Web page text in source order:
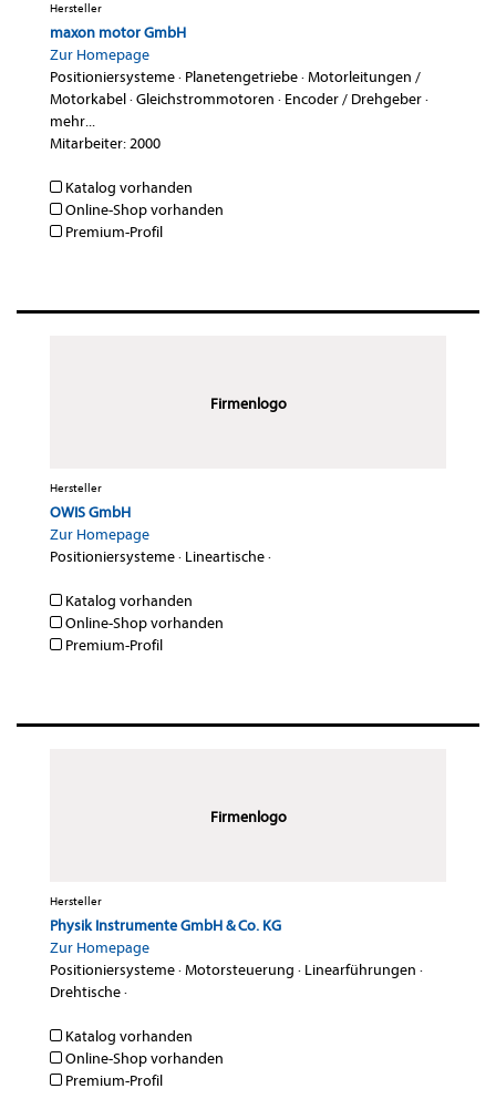
Hersteller
maxon motor GmbH
Zur Homepage
Positioniersysteme· Planetengetriebe·Motorleitungen /
Motorkabel·Gleichstrommotoren · Encoder / Drehgeber·
mehr...
Mitarbeiter: 2000
Katalog vorhanden
Online-Shop vorhanden
Premium-Profil
Firmenlogo
Hersteller
OWIS GmbH
Zur Homepage
Positioniersysteme· Lineartische·
Katalog vorhanden
Online-Shop vorhanden
Premium-Profil
Firmenlogo
Hersteller
Physik Instrumente GmbH & Co. KG
Zur Homepage
Positioniersysteme·Motorsteuerung · Linearführungen ·
Drehtische·
Katalog vorhanden
Online-Shop vorhanden
Premium-Profil